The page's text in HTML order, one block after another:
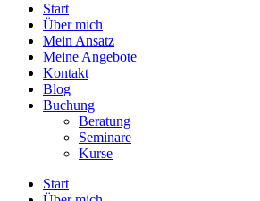
Start
Über mich
Mein Ansatz
Meine Angebote
Kontakt
Blog
Buchung
Beratung
Seminare
Kurse
Start